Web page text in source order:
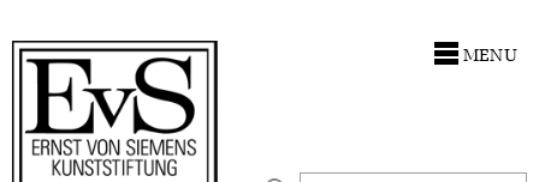
MENU
Kunstwerke
Restaurierungen
Ankauf
Restaurierungen